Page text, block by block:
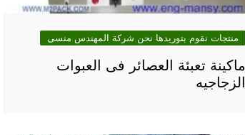
منتجات نقوم بتوريدها نحن شركة المهندس منسى
ماكينة تعبئة العصائر فى العبوات
الزجاجيه